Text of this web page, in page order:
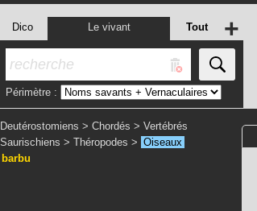
Dico Le vivant Tout
Périmètre :
+
Deutérostomiens > Chordés > Vertébrés
Saurischiens > Théropodes > Oiseaux